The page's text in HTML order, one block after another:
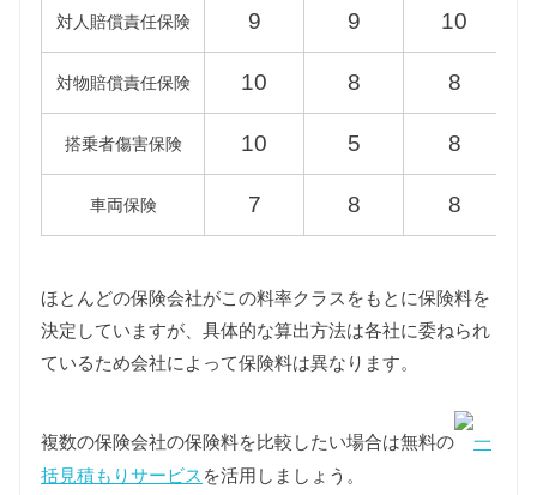
ANH15W
MNH10W
51,000円
58,600円
MNH15W
重量税
重量税は車両重量によって異なります。
1500〜2000kgと2000〜2500kgの課税クラスが混在し
ており、ANH10W/ANH15W/MNH10W型アルファー
ドは1500〜2000kgの課税クラスに該当します。
対人賠償責任保険 9 9 10
対物賠償責任保険 10 8 8
搭乗者傷害保険 10 5 8
車両保険 7 8 8
ほとんどの保険会社がこの料率クラスをもとに保険料を
決定していますが、具体的な算出方法は各社に委ねられ
ているため会社によって保険料は異なります。
複数の保険会社の保険料を比較したい場合は無料の
一
括見積もりサービス を活用しましょう。